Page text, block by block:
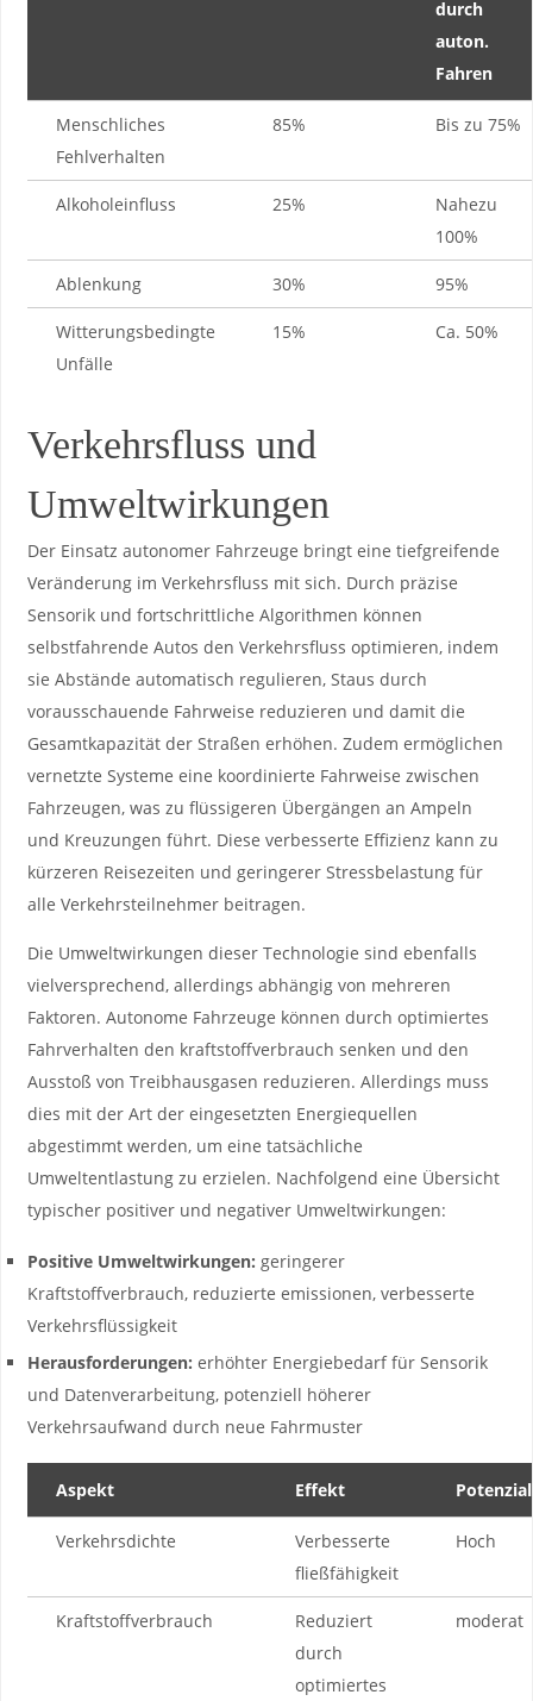
durch
auton.
Fahren
Menschliches
Fehlverhalten
85% Bis zu ​75%
Alkoholeinfluss 25%
Nahezu
100%
Ablenkung 30% 95%
Witterungsbedingte‍
Unfälle
15% Ca. 50%
Verkehrsfluss und
Umweltwirkungen
Der Einsatz autonomer Fahrzeuge bringt eine tiefgreifende
Veränderung im Verkehrsfluss mit sich. Durch präzise
Sensorik und ‍fortschrittliche Algorithmen können
selbstfahrende Autos den Verkehrsfluss optimieren, indem
sie Abstände automatisch ‍regulieren, Staus durch
vorausschauende Fahrweise reduzieren und damit die
Gesamtkapazität der Straßen erhöhen. Zudem ermöglichen
vernetzte Systeme eine koordinierte Fahrweise zwischen
Fahrzeugen, was zu flüssigeren Übergängen an Ampeln
und Kreuzungen führt. Diese ⁤verbesserte Effizienz kann zu
kürzeren Reisezeiten und geringerer ‍Stressbelastung für
alle Verkehrsteilnehmer beitragen.
Die Umweltwirkungen dieser Technologie sind⁣ ebenfalls
vielversprechend, allerdings abhängig von mehreren⁢
Faktoren. Autonome Fahrzeuge ⁣können‍ durch optimiertes
Fahrverhalten den kraftstoffverbrauch senken und den
Ausstoß ‌von Treibhausgasen reduzieren. Allerdings muss
⁣dies mit der Art der‍ eingesetzten Energiequellen
abgestimmt werden,⁢ um eine tatsächliche
Umweltentlastung zu erzielen. Nachfolgend eine Übersicht
typischer ⁢positiver‌ und ‌negativer ‌Umweltwirkungen:
Positive‍ Umweltwirkungen: geringerer
‍Kraftstoffverbrauch, reduzierte emissionen, verbesserte
Verkehrsflüssigkeit
Herausforderungen: erhöhter Energiebedarf für ⁤Sensorik
‌und Datenverarbeitung, potenziell höherer
Verkehrsaufwand durch neue Fahrmuster
Aspekt Effekt Potenzial
Verkehrsdichte
Verbesserte
fließfähigkeit
Hoch
Kraftstoffverbrauch
Reduziert
durch
optimiertes ​
moderat